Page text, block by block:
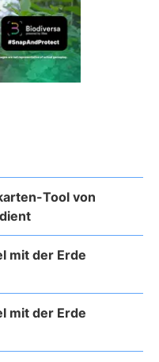
Tool von
mit der Erde
mit der Erde